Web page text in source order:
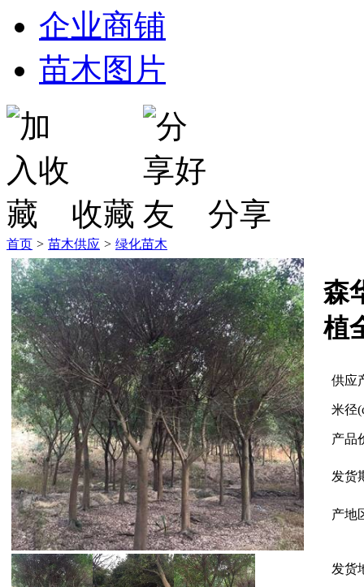
企业商铺
苗木图片
收藏 分享
首页 > 苗木供应 > 绿化苗木
森
植
供应
米径
产品
发货
产地
发货